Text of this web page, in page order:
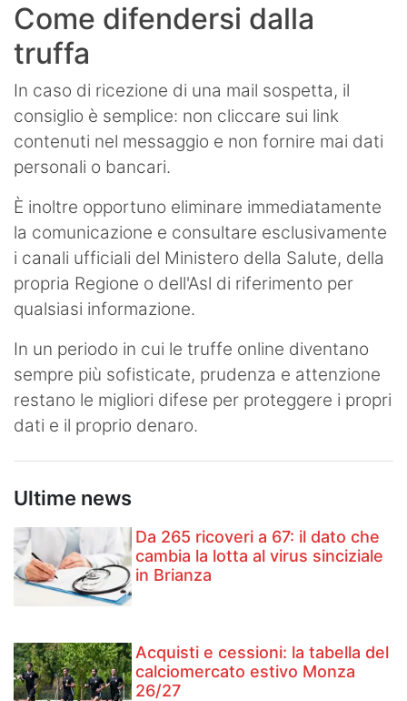
Come difendersi dalla
truffa
In caso di ricezione di una mail sospetta, il
consiglio è semplice: non cliccare sui link
contenuti nel messaggio e non fornire mai dati
personali o bancari.
È inoltre opportuno eliminare immediatamente
la comunicazione e consultare esclusivamente
i canali ufficiali del Ministero della Salute, della
propria Regione o dell'Asl di riferimento per
qualsiasi informazione.
In un periodo in cui le truffe online diventano
sempre più sofisticate, prudenza e attenzione
restano le migliori difese per proteggere i propri
dati e il proprio denaro.
Ultime news
Da 265 ricoveri a 67: il dato che
cambia la lotta al virus sinciziale
in Brianza
Acquisti e cessioni: la tabella del
calciomercato estivo Monza
26/27